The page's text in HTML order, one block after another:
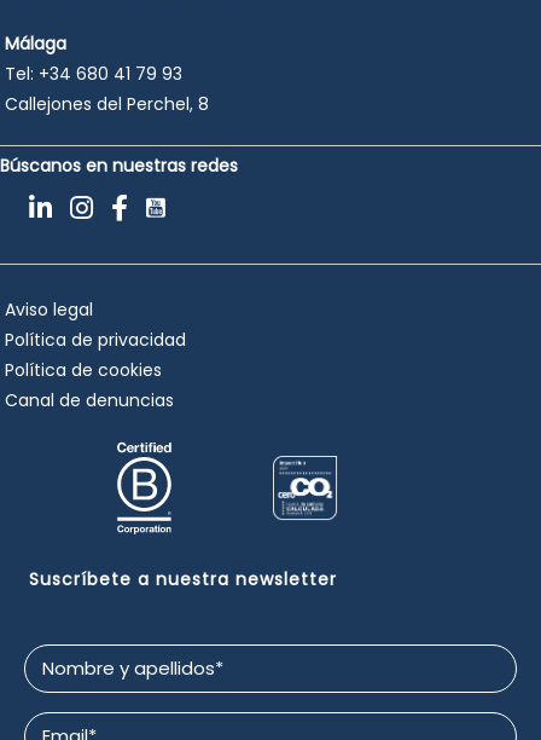
Málaga
Tel: +34 680 41 79 93
Callejones del Perchel, 8
Búscanos en nuestras redes
Aviso legal
Política de privacidad
Política de cookies
Canal de denuncias
Suscríbete a nuestra newsletter
Nombre
y
apellidos
*
Email